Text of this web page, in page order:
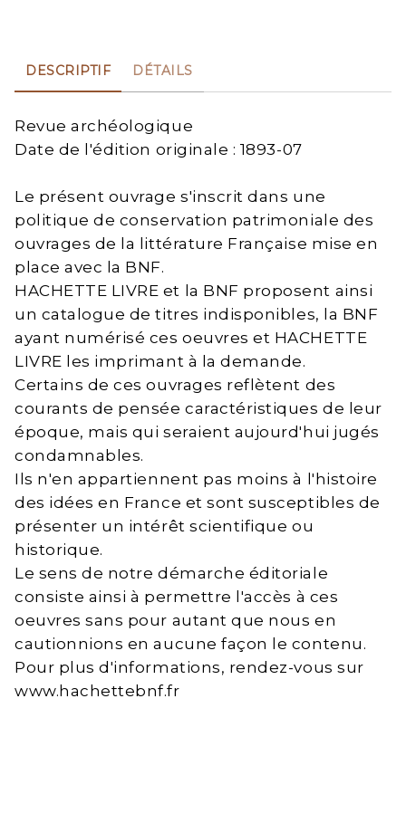
DESCRIPTIF DÉTAILS
Revue archéologique
Date de l'édition originale : 1893-07
Le présent ouvrage s'inscrit dans une
politique de conservation patrimoniale des
ouvrages de la littérature Française mise en
place avec la BNF.
HACHETTE LIVRE et la BNF proposent ainsi
un catalogue de titres indisponibles, la BNF
ayant numérisé ces oeuvres et HACHETTE
LIVRE les imprimant à la demande.
Certains de ces ouvrages reflètent des
courants de pensée caractéristiques de leur
époque, mais qui seraient aujourd'hui jugés
condamnables.
Ils n'en appartiennent pas moins à l'histoire
des idées en France et sont susceptibles de
présenter un intérêt scientifique ou
historique.
Le sens de notre démarche éditoriale
consiste ainsi à permettre l'accès à ces
oeuvres sans pour autant que nous en
cautionnions en aucune façon le contenu.
Pour plus d'informations, rendez-vous sur
www.hachettebnf.fr